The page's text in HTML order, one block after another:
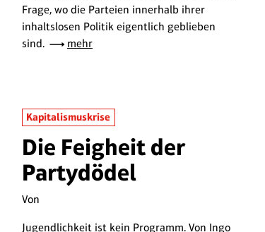
Frage, wo die Parteien innerhalb ihrer
inhaltslosen Politik eigentlich geblieben
sind.
mehr
Kapitalismuskrise
Die Feigheit der
Partydödel
Von
Jugendlichkeit ist kein Programm. Von Ingo